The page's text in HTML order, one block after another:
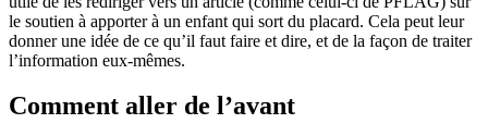
le soutien à apporter à un enfant qui sort du placard. Cela peut leur
donner une idée de ce qu’il faut faire et dire, et de la façon de traiter
l’information eux-mêmes.
Comment aller de l’avant